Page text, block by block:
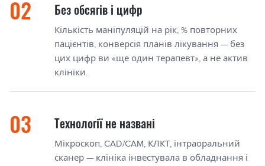
Без обсягів і цифр
Кількість маніпуляцій на рік, % повторних
пацієнтів, конверсія планів лікування — без
цих цифр ви «ще один терапевт», а не актив
клініки.
Технології не названі
Мікроскоп, CAD/CAM, КЛКТ, інтраоральний
сканер — клініка інвестувала в обладнання і